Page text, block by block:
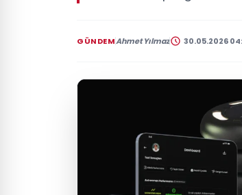
GÜNDEMAhmet Yılmaz 30.05.2026